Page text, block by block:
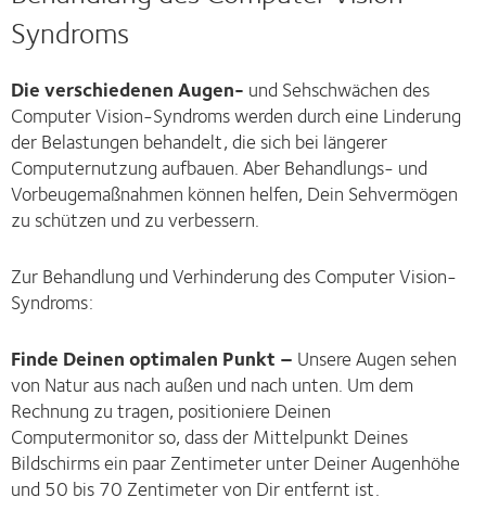
Syndroms
Die verschiedenen Augen- und Sehschwächen des
Computer Vision-Syndroms werden durch eine Linderung
der Belastungen behandelt, die sich bei längerer
Computernutzung aufbauen. Aber Behandlungs- und
Vorbeugemaßnahmen können helfen, Dein Sehvermögen
zu schützen und zu verbessern.
Zur Behandlung und Verhinderung des Computer Vision-
Syndroms:
Finde Deinen optimalen Punkt – Unsere Augen sehen
von Natur aus nach außen und nach unten. Um dem
Rechnung zu tragen, positioniere Deinen
Computermonitor so, dass der Mittelpunkt Deines
Bildschirms ein paar Zentimeter unter Deiner Augenhöhe
und 50 bis 70 Zentimeter von Dir entfernt ist.